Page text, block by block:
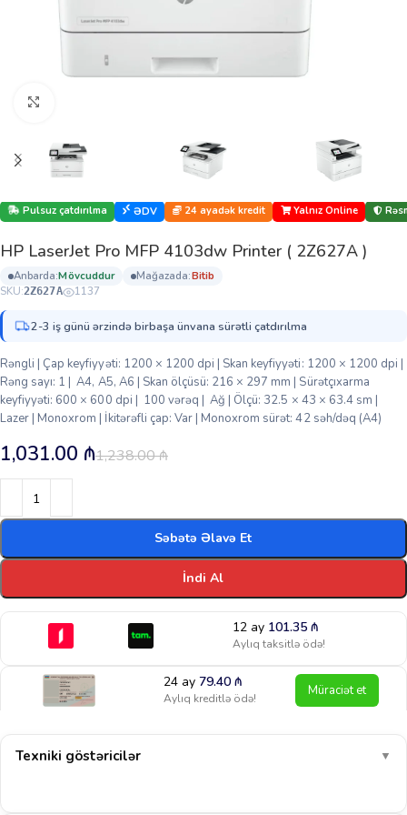
Pulsuz çatdırılma ƏDV 24 ayadək kredit Yalnız Online
HP LaserJet Pro MFP 4103dw Printer ( 2Z627A )
anbarda: mövcuddur mağazada:
bi̇ti̇b
SKU:2Z627A 1137
2-3 iş günü ərzində birbaşa ünvana sürətli çatdırılma
Rəngli | Çap keyfiyyəti: 1200 × 1200 dpi | Skan keyfiyyəti: 1200 × 1200 dpi |
Rəng sayı: 1 | A4, A5, A6 | Skan ölçüsü: 216 × 297 mm | Sürətçıxarma
keyfiyyəti: 600 × 600 dpi | 100 vərəq | Ağ | Ölçü: 32.5 × 43 × 63.4 sm |
Lazer | Monoxrom | İkitərəfli çap: Var | Monoxrom sürət: 42 səh/dəq (A4)
1,238.00₼
1,031.00 ₼
Səbətə Əlavə Et
İndi Al
12 ay 101.35 ₼
Aylıq taksitlə ödə!
24 ay79.40₼
Aylıq kreditlə ödə! Müraciət et
Texniki göstəricilər ▼